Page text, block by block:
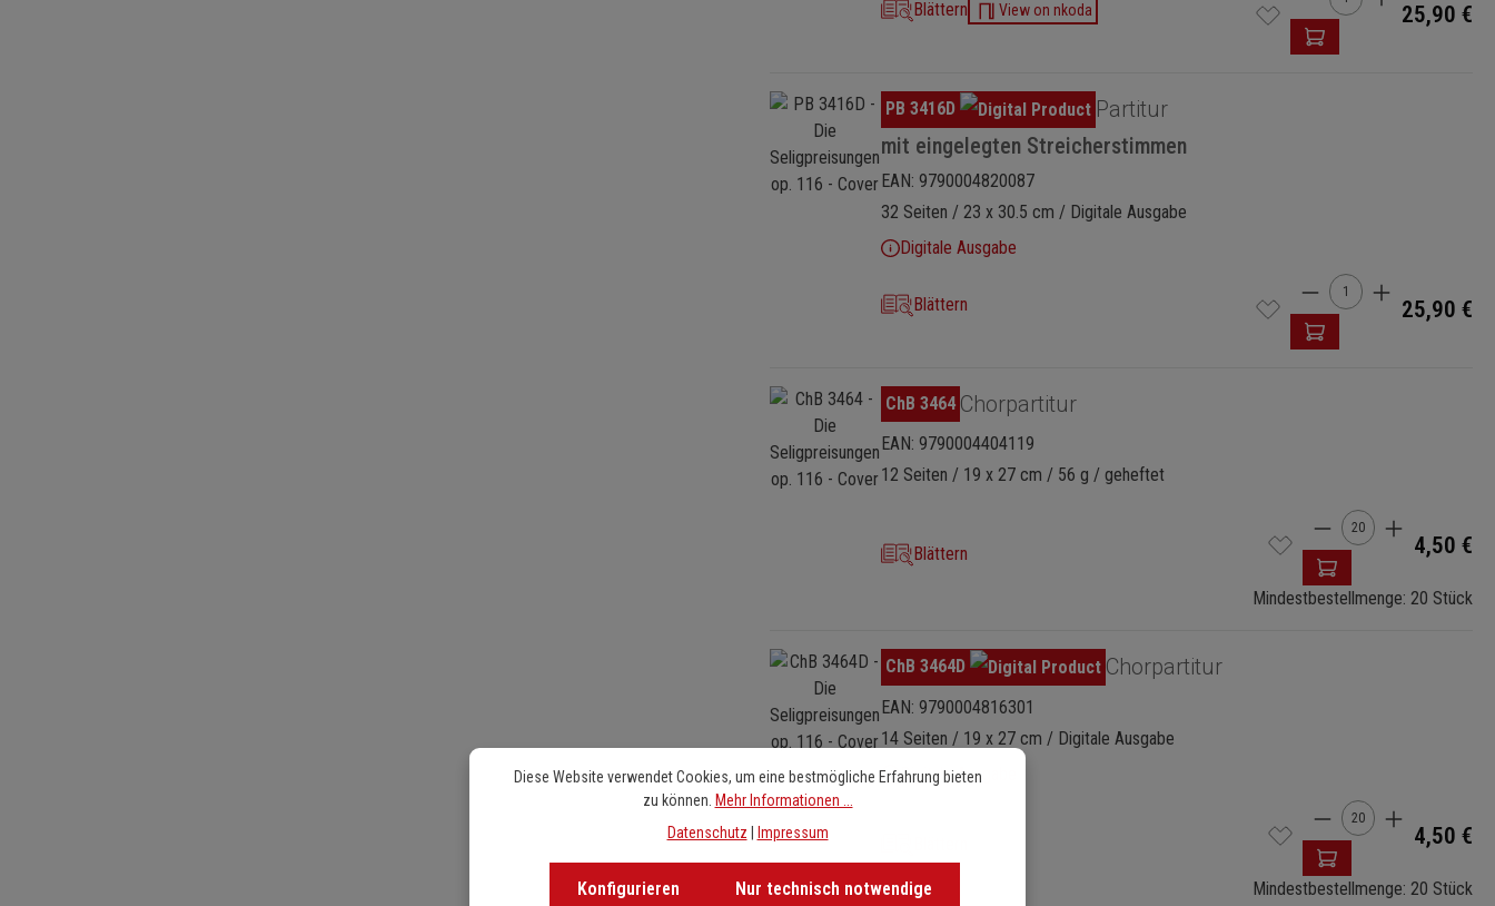
Blättern View on nkoda 25,90 €
Bildergalerie überspringen
PB 3416D
Partitur
mit eingelegten Streicherstimmen
EAN: 9790004820087
32 Seiten / 23 x 30.5 cm / Digitale Ausgabe
Digitale Ausgabe
Blättern Produkt Anzahl:
25,90 €
Bildergalerie überspringen
ChB 3464 Chorpartitur
EAN: 9790004404119
12 Seiten / 19 x 27 cm / 56 g / geheftet
Blättern
Produkt Anzahl:
4,50 €
Mindestbestellmenge: 20 Stück
Bildergalerie überspringen
ChB 3464D Chorpartitur
EAN: 9790004816301
14 Seiten / 19 x 27 cm / Digitale Ausgabe
Digitale Ausgabe
Produkt Anzahl:
4,50 €
Mindestbestellmenge: 20 Stück
Diese Website verwendet Cookies, um eine bestmögliche Erfahrung bieten
zu können. Mehr Informationen ...
Datenschutz | Impressum
Nur technisch notwendige
Konfigurieren